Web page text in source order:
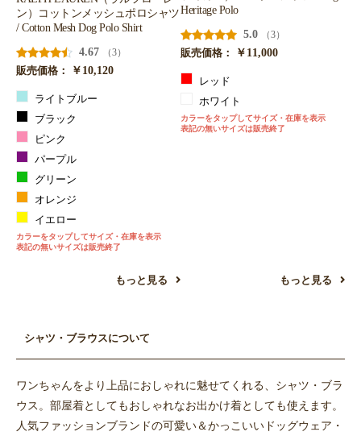
ン）コットンメッシュポロシャツ
/ Cotton Mesh Dog Polo Shirt
4.67
（3）
販売価格：
￥10,120
ライトブルー
ブラック
ピンク
パープル
グリーン
オレンジ
イエロー
カラーをタップしてサイズ・在庫を表示
表記の無いサイズは販売終了
もっと見る
Heritage Polo
5.0
（3）
販売価格：
￥11,000
レッド
ホワイト
カラーをタップしてサイズ・在庫を表示
表記の無いサイズは販売終了
もっと見る
シャツ・ブラウスについて
ワンちゃんをより上品におしゃれに魅せてくれる、シャツ・ブラ
ウス。部屋着としてもおしゃれなお出かけ着としても使えます。
人気ファッションブランドの可愛い＆かっこいいドッグウェア・